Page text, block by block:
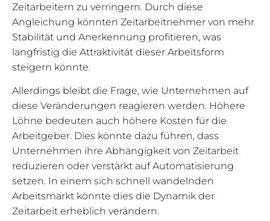
Zeitarbeitern zu verringern. Durch diese
Angleichung könnten Zeitarbeitnehmer von mehr
Stabilität und Anerkennung profitieren, was
langfristig die Attraktivität dieser Arbeitsform
steigern könnte.
Allerdings bleibt die Frage, wie Unternehmen auf
diese Veränderungen reagieren werden. Höhere
Löhne bedeuten auch höhere Kosten für die
Arbeitgeber. Dies könnte dazu führen, dass
Unternehmen ihre Abhängigkeit von Zeitarbeit
reduzieren oder verstärkt auf Automatisierung
setzen. In einem sich schnell wandelnden
Arbeitsmarkt könnte dies die Dynamik der
Zeitarbeit erheblich verändern.